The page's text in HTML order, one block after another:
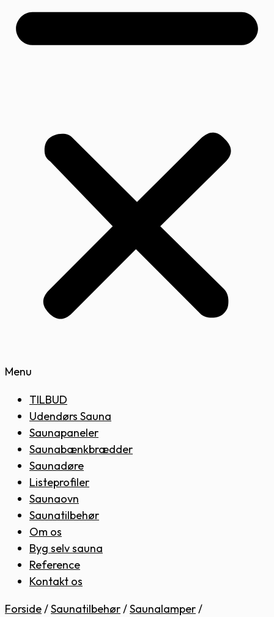
Menu
TILBUD
Udendørs Sauna
Saunapaneler
Saunabænkbrædder
Saunadøre
Listeprofiler
Saunaovn
Saunatilbehør
Om os
Byg selv sauna
Reference
Kontakt os
Forside/Saunatilbehør/Saunalamper/